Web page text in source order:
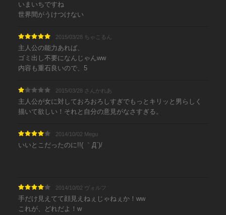
いまいちですね
世界間がうけつけない
2015/03/28 ちゃこるん
主人公の能力あれば、
ゴミ出し不要になんじゃんww
内容も重石良いので、5
2015/03/28 さんかれあ
主人公が女に対しておろおろしすぎでもっとキリッと男らしく
描いて欲しい！それと自分の意見がなさすぎる。
2014/10/02 Megu
いいとこだったのに!!( ｀Д´)/
2014/10/02 ヴォルフ
手だけ見えてて顔見えねぇじゃねぇか！ww
これが、どれだよ！w